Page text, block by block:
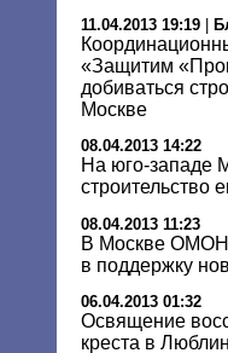
11.04.2013 19:19
«Защитим
добиваться
Москве
08.04.2013 14:22
На юго-западе
строительство
08.04.2013 11:23
В Москве ОМОН
в поддержку
06.04.2013 01:32
Освящение
креста в